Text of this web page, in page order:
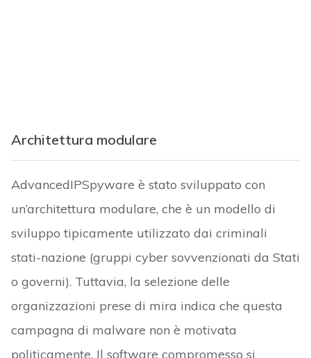
Architettura modulare
AdvancedIPSpyware è stato sviluppato con
un’architettura modulare, che è un modello di
sviluppo tipicamente utilizzato dai criminali
stati-nazione (gruppi cyber sovvenzionati da Stati
o governi). Tuttavia, la selezione delle
organizzazioni prese di mira indica che questa
campagna di malware non è motivata
politicamente. Il software compromesso si